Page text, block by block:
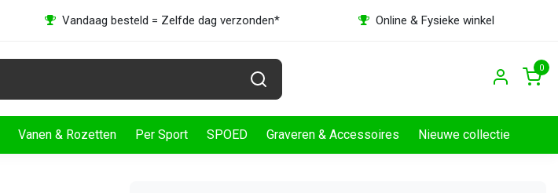
Vandaag besteld = Zelfde dag verzonden* Online & Fysieke winkel
0
Vanen & Rozetten Per Sport SPOED Graveren & Accessoires Nieuwe collectie